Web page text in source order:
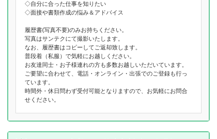
◇自分に合った仕事を知りたい
◇面接や書類作成の悩み＆アドバイス
履歴書(写真不要)のみお持ちください。
写真はサンテクにて撮影いたします。
なお、履歴書はコピーしてご返却致します。
普段着（私服）で気軽にお越しください。
お友達同士・お子様連れの方も多数お越しいただいています。
ご要望に合わせて、電話・オンライン・出張でのご登録も行っ
ています。
時間外・休日問わず受付可能となりますので、お気軽にお問合
せください。